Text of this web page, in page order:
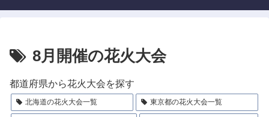
8月開催の花火大会
都道府県から花火大会を探す
北海道の花火大会一覧 東京都の花火大会一覧